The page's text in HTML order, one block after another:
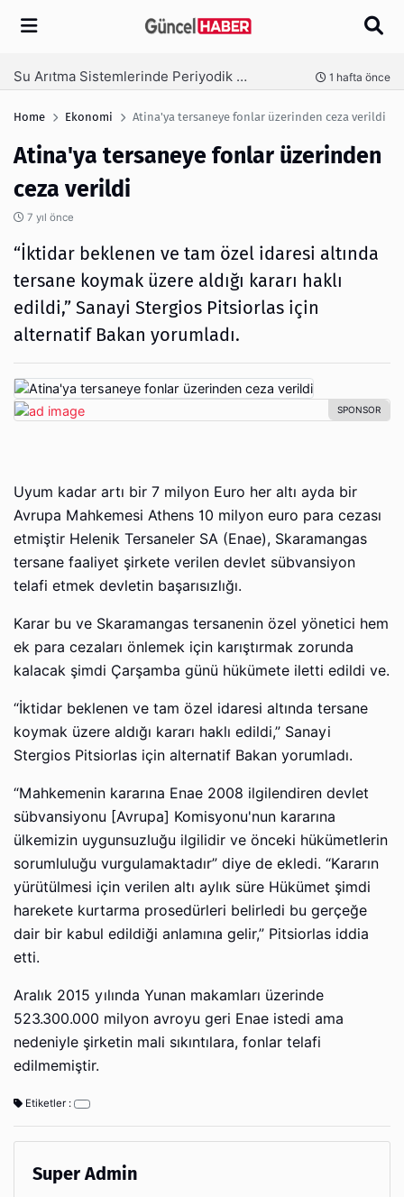
Arama
Ambalaj Süreçlerinde Yeni Nesil Verimliliği Olimpack ile Yakalayın 3 hafta önce
Home Ekonomi Atina'ya tersaneye fonlar üzerinden ceza verildi
Atina'ya tersaneye fonlar üzerinden
ceza verildi
7 yıl önce
“İktidar beklenen ve tam özel idaresi altında
tersane koymak üzere aldığı kararı haklı
edildi,” Sanayi Stergios Pitsiorlas için
alternatif Bakan yorumladı.
Uyum kadar artı bir 7 milyon Euro her altı ayda bir
Avrupa Mahkemesi Athens 10 milyon euro para cezası
etmiştir Helenik Tersaneler SA (Enae), Skaramangas
tersane faaliyet şirkete verilen devlet sübvansiyon
telafi etmek devletin başarısızlığı.
Karar bu ve Skaramangas tersanenin özel yönetici hem
ek para cezaları önlemek için karıştırmak zorunda
kalacak şimdi Çarşamba günü hükümete iletti edildi ve.
“İktidar beklenen ve tam özel idaresi altında tersane
koymak üzere aldığı kararı haklı edildi,” Sanayi
Stergios Pitsiorlas için alternatif Bakan yorumladı.
“Mahkemenin kararına Enae 2008 ilgilendiren devlet
sübvansiyonu [Avrupa] Komisyonu'nun kararına
ülkemizin uygunsuzluğu ilgilidir ve önceki hükümetlerin
sorumluluğu vurgulamaktadır” diye de ekledi. “Kararın
yürütülmesi için verilen altı aylık süre Hükümet şimdi
harekete kurtarma prosedürleri belirledi bu gerçeğe
dair bir kabul edildiği anlamına gelir,” Pitsiorlas iddia
etti.
Aralık 2015 yılında Yunan makamları üzerinde
523.300.000 milyon avroyu geri Enae istedi ama
nedeniyle şirketin mali sıkıntılara, fonlar telafi
edilmemiştir.
Etiketler :
Super Admin